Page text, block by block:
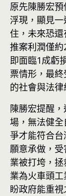
原先陳勝宏
浮現，顯見
住，未來恐
推案利潤僅
即面臨1成虧
票情形，最
的社會與法律
陳勝宏提醒
場，無法健
爭才能符合
願意承做，
業被打垮，
業為火車頭
盼政府能重視